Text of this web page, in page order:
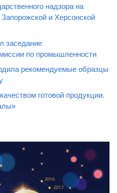
надзора на
и Херсонской
заседание
по промышленности
рекомендуемые образцы
готовой продукции.